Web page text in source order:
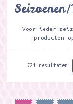
Voor ieder
producten
721 resultaten